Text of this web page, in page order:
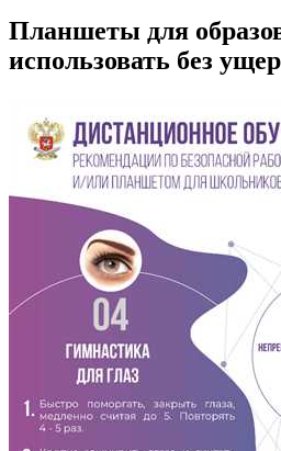
Планшеты для
использовать без